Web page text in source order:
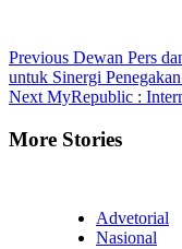
Continue
Reading
Previous Dewan Pers
untuk Sinergi
Next MyRepublic :
More Stories
Advetorial
Nasional